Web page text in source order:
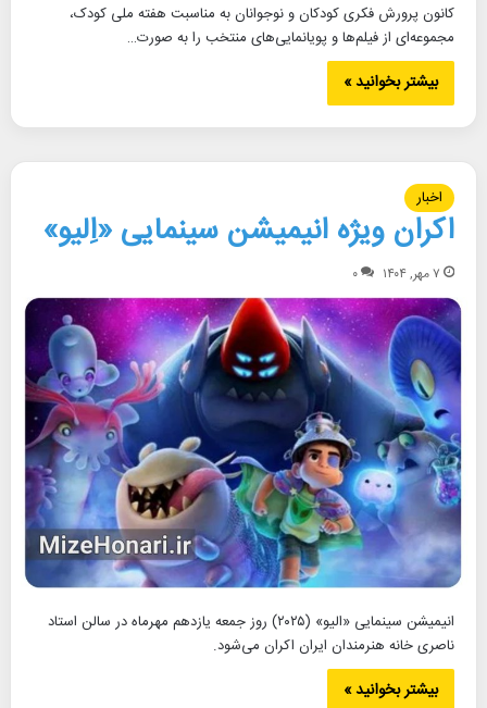
کانون پرورش فکری کودکان و نوجوانان به مناسبت هفته ملی کودک،
مجموعه‌ای از فیلم‌ها و پویانمایی‌های منتخب را به صورت…
بیشتر بخوانید »
اخبار
اکران ویژه انیمیشن سینمایی «اِلیو»
۷ مهر, ۱۴۰۴ ۰
انیمیشن سینمایی «ا‌لیو» (۲۰۲۵) روز جمعه یازدهم مهرماه در سالن استاد
ناصری خانه هنرمندان ایران اکران می‌شود.
بیشتر بخوانید »